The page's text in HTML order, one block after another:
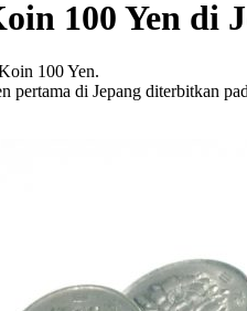
100 Yen di
100 Yen.
di Jepang diterbitkan